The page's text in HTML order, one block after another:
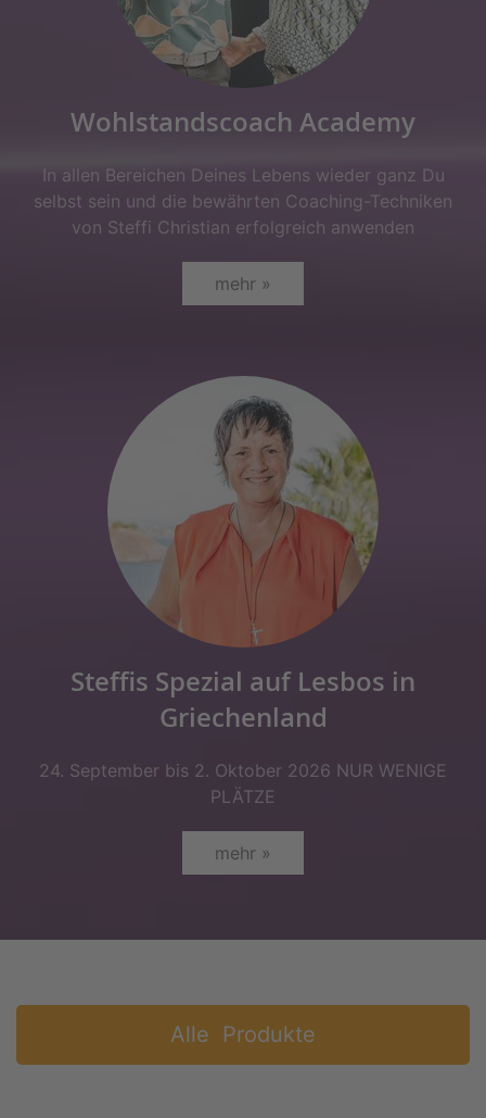
Wohlstandscoach Academy
In allen Bereichen Deines Lebens wieder ganz Du
selbst sein und die bewährten Coaching-Techniken
von Steffi Christian erfolgreich anwenden
mehr »
Steffis Spezial auf Lesbos in
Griechenland
24. September bis 2. Oktober 2026 NUR WENIGE
PLÄTZE
mehr »
Alle Produkte